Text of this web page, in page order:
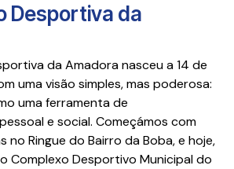
Desportiva da
da Amadora nasceu a 14 de
uma visão simples, mas poderosa:
uma ferramenta de
e social. Começámos com
no Ringue do Bairro da Boba, e hoje,
Complexo Desportivo Municipal do